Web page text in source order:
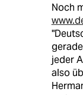
Noch
jeder
also